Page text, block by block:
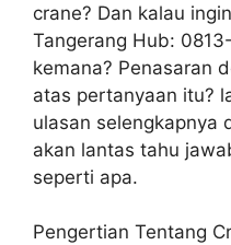
crane? Dan kalau
Tangerang Hub:
kemana? Penasaran
atas pertanyaan itu?
ulasan selengkapnya
akan lantas tahu
seperti apa.
Pengertian Tentang